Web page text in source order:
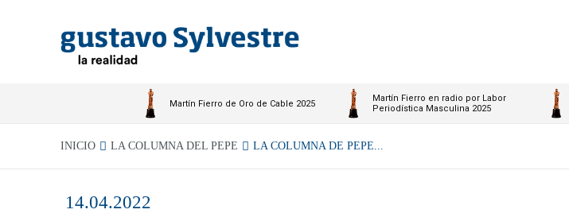
Martín Fierro de Oro de Cable 2025
Martín Fierro en radio por Labor
Periodística Masculina 2025
INICIO LA COLUMNA DEL PEPE LA COLUMNA DE PEPE...
14.04.2022